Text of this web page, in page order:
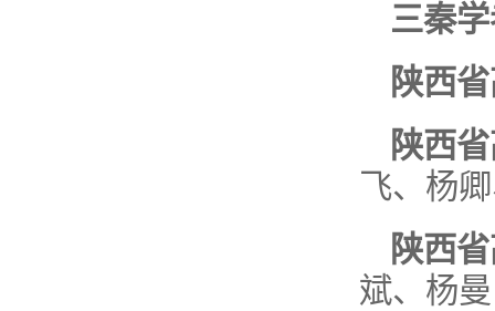
三秦
陕西
陕西省
飞、杨
陕西
斌、杨曼